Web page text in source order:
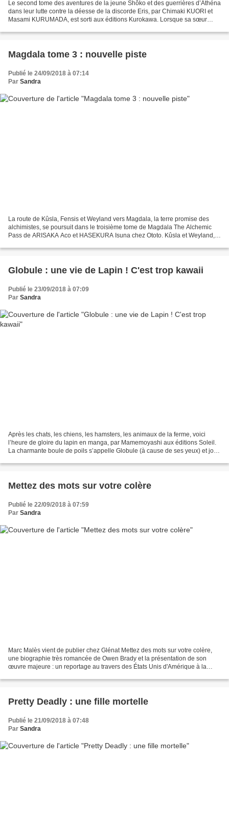
Le second tome des aventures de la jeune Shôko et des guerrières d’Athéna
dans leur lutte contre la déesse de la discorde Eris, par Chimaki KUORI et
Masami KURUMADA, est sorti aux éditions Kurokawa. Lorsque sa sœur
Magdala tome 3 : nouvelle piste
Publié le 24/09/2018 à 07:14
Par Sandra
La route de Kûsla, Fensis et Weyland vers Magdala, la terre promise des
alchimistes, se poursuit dans le troisième tome de Magdala The Alchemic
Pass de ARISAKA Aco et HASEKURA Isuna chez Ototo. Kûsla et Weyland,
Globule : une vie de Lapin ! C'est trop kawaii
Publié le 23/09/2018 à 07:09
Par Sandra
Après les chats, les chiens, les hamsters, les animaux de la ferme, voici
l’heure de gloire du lapin en manga, par Mamemoyashi aux éditions Soleil.
La charmante boule de poils s’appelle Globule (à cause de ses yeux) et joue
Mettez des mots sur votre colère
Publié le 22/09/2018 à 07:59
Par Sandra
Marc Malès vient de publier chez Glénat Mettez des mots sur votre colère,
une biographie très romancée de Owen Brady et la présentation de son
œuvre majeure : un reportage au travers des États Unis d'Amérique à la
Pretty Deadly : une fille mortelle
Publié le 21/09/2018 à 07:48
Par Sandra